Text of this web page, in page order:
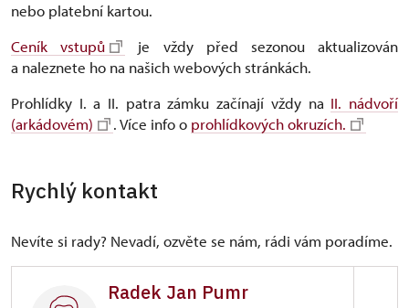
nebo platební kartou.
Ceník vstupů
je vždy před sezonou aktualizován
a naleznete ho na našich webových stránkách.
Prohlídky I. a II. patra zámku začínají vždy na II. nádvoří
(arkádovém)
. Více info o prohlídkových okruzích.
Rychlý kontakt
Nevíte si rady? Nevadí, ozvěte se nám, rádi vám poradíme.
Radek Jan Pumr